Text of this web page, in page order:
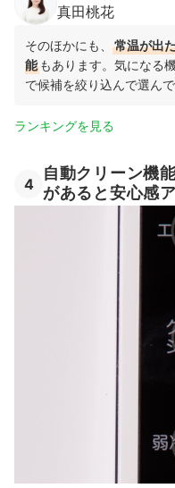
真田桃花
そのほかにも、
常温が出
能 もあります。気になる
で候補を絞り込んで選んで
ランキングを見る
4
自動クリーン機
があると安心感